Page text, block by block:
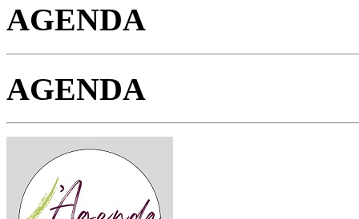
AGENDA
AGENDA